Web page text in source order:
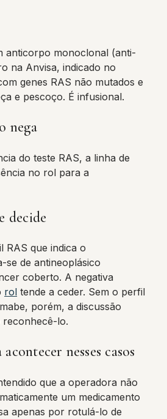
anticorpo monoclonal (anti-
na Anvisa, indicado no
genes RAS não mutados e
e pescoço. É infusional.
nega
do teste RAS, a linha de
no rol para a
decide
RAS que indica o
se de antineoplásico
coberto. A negativa
rol tende a ceder. Sem o perfil
porém, a discussão
reconhecê-lo.
nesses casos
que a operadora não
um medicamento
apenas por rotulá-lo de